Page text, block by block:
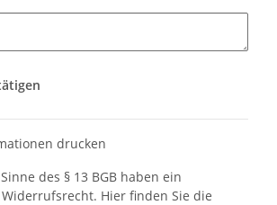
drucken
des § 13 BGB haben ein
Hier finden Sie die